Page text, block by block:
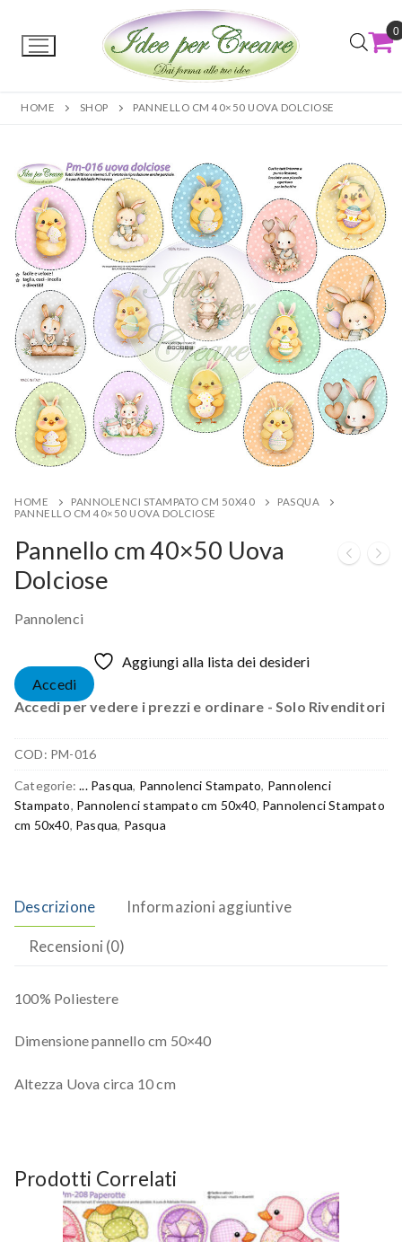
0
HOME SHOP PANNELLO CM 40×50 UOVA DOLCIOSE
HOME PANNOLENCI STAMPATO CM 50X40
PASQUA
PANNELLO CM 40×50 UOVA DOLCIOSE
Pannello cm 40×50 Uova
Dolciose
Pannolenci
Aggiungi alla lista dei desideri
Accedi
Accedi per vedere i prezzi e ordinare - Solo Rivenditori
COD: PM-016
Categorie:... Pasqua, Pannolenci Stampato, Pannolenci
Stampato, Pannolenci stampato cm 50x40, Pannolenci Stampato
cm 50x40, Pasqua, Pasqua
Descrizione Informazioni aggiuntive
Recensioni (0)
100% Poliestere
Dimensione pannello cm 50×40
Altezza Uova circa 10 cm
Prodotti Correlati